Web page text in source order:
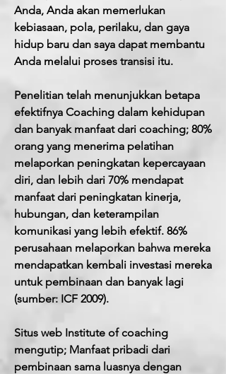
Anda, Anda akan memerlukan
kebiasaan, pola, perilaku, dan gaya
hidup baru dan saya dapat membantu
Anda melalui proses transisi itu.
Penelitian telah menunjukkan betapa
efektifnya Coaching dalam kehidupan
dan banyakmanfaat dari coaching; 80%
orang yang menerima pelatihan
melaporkan peningkatan kepercayaan
diri, dan lebih dari 70% mendapat
manfaat dari peningkatan kinerja,
hubungan, dan keterampilan
komunikasi yang lebih efektif. 86%
perusahaan melaporkan bahwa mereka
mendapatkan kembali investasi mereka
untuk pembinaan dan banyak lagi
(sumber: ICF 2009).
Situs web Institute of coaching
mengutip; Manfaat pribadi dari
pembinaan sama luasnya dengan